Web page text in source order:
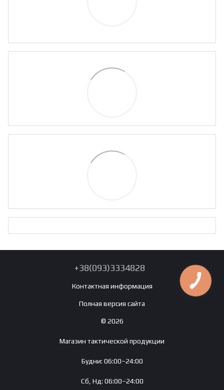
+38(093)3334828
Контактная информация
Полная версия сайта
© 2026
Магазин тактической продукции
Будни: 06:00–24:00
Сб, Нд: 06:00–24:00